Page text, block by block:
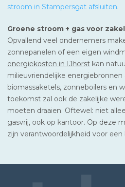
stroom in Stampersgat afsluiten.
Groene stroom + gas voor
Opvallend veel ondernemers
zonnepanelen of een eigen
energiekosten in IJhorst kan
milieuvriendelijke energiebronnen
biomassaketels, zonneboilers en
toekomst zal ook de zakelijke
moeten draaien. Oftewel: niet
gasvrij, ook op kantoor. Op deze
zijn verantwoordelijkheid voor